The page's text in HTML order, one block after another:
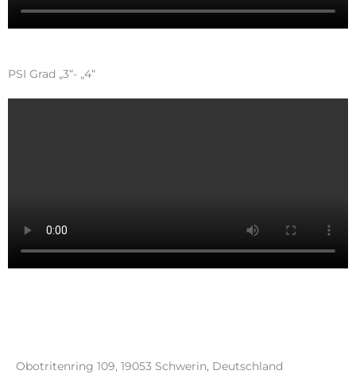
PSI Grad „3“- „4“
Obotritenring 109, 19053 Schwerin, Deutschland